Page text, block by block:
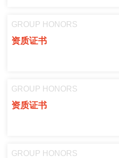
GROUP HONORS
资质证书
GROUP HONORS
资质证书
GROUP HONORS